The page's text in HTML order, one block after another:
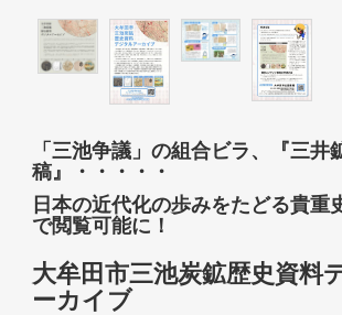
「三池争議」の組合ビラ、『三井
稿』・・・・・
日本の近代化の歩みをたどる貴重
で閲覧可能に！
大牟田市三池炭鉱歴史資料
ーカイブ